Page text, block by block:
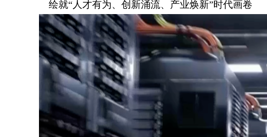
绘就“人才有为、创新涌流、产业焕新”时代画卷